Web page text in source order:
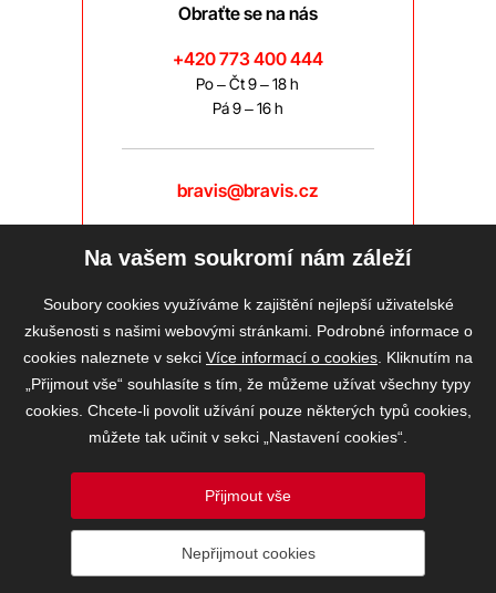
Obraťte se na nás
+420 773 400 444
Po – Čt 9 – 18 h
Pá 9 – 16 h
bravis@bravis.cz
Informace o ochraně osobních údajů
Na vašem soukromí nám záleží
Soubory cookies využíváme k zajištění nejlepší uživatelské
zkušenosti s našimi webovými stránkami. Podrobné informace o
cookies naleznete v sekci Více informací o cookies . Kliknutím na
„Přijmout vše“ souhlasíte s tím, že můžeme užívat všechny typy
cookies. Chcete-li povolit užívání pouze některých typů cookies,
můžete tak učinit v sekci „Nastavení cookies“.
Přijmout vše
Nepřijmout cookies